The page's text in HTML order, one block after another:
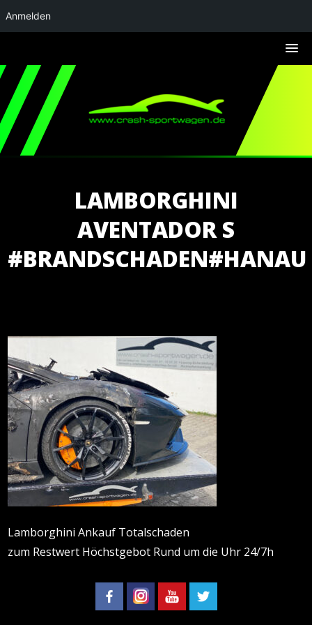
LAMBORGHINI
AVENTADOR S
#BRANDSCHADEN#HANAU
Lamborghini Ankauf Totalschaden
zum Restwert Höchstgebot Rund um die Uhr 24/7h
Anmelden